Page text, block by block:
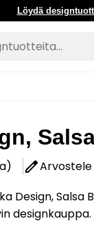
Löydä
Arvostele
Design, Salsa